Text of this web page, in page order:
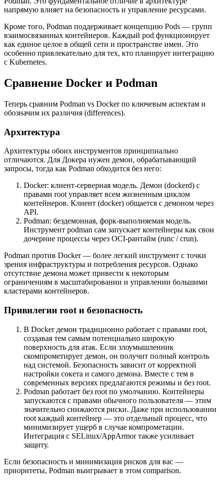
напрямую влияет на безопасность и управление ресурсами.
Кроме того, Podman поддерживает концепцию Pods — групп
взаимосвязанных контейнеров. Каждый pod функционирует
как единое целое в общей сети и пространстве имен. Это
особенно привлекательно для тех, кто планирует интеграцию
с Kubernetes.
Сравнение Docker и Podman
Теперь сравним Podman vs Docker по ключевым аспектам и
обозначим их различия (differences).
Архитектура
Архитектуры обоих инструментов принципиально
отличаются. Для Докера нужен демон, обрабатывающий
запросы, тогда как Podman обходится без него:
Docker: клиент-серверная модель. Демон (dockerd) с
правами root управляет всем жизненным циклом
контейнеров. Клиент (docker) общается с демоном через
API.
Podman: бездемонная, форк-выполняемая модель.
Инструмент podman сам запускает контейнеры как свои
дочерние процессы через OCI-рантайм (runc / crun).
Podman против Docker — более легкий инструмент с точки
зрения инфраструктуры и потребления ресурсов. Однако
отсутствие демона может привести к некоторым
ограничениям в масштабировании и управлении большими
кластерами контейнеров.
Привилегии root и безопасность
В Docker демон традиционно работает с правами root,
создавая тем самым потенциально широкую
поверхность для атак. Если злоумышленник
скомпрометирует демон, он получит полный контроль
над системой. Безопасность зависит от корректной
настройки сокета и самого демона. Вместе с тем в
современных версиях предлагаются режимы и без root.
Podman работает без root по умолчанию. Контейнеры
запускаются с правами обычного пользователя — этим
значительно снижаются риски. Даже при использовании
root каждый контейнер — это отдельный процесс, что
минимизирует ущерб в случае компрометации.
Интеграция с SELinux/AppArmor также усиливает
защиту.
Если безопасность и минимизация рисков для вас —
приоритеты, Podman выигрывает в этом comparison.